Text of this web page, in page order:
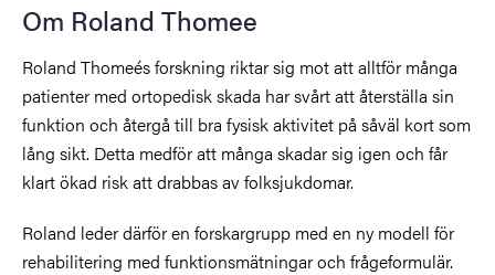
Om Roland Thomee
Roland Thomeés forskning riktar sig mot att alltför många
patienter med ortopedisk skada har svårt att återställa sin
funktion och återgå till bra fysisk aktivitet på såväl kort som
lång sikt. Detta medför att många skadar sig igen och får
klart ökad risk att drabbas av folksjukdomar.
Roland leder därför en forskargrupp med en ny modell för
rehabilitering med funktionsmätningar och frågeformulär.